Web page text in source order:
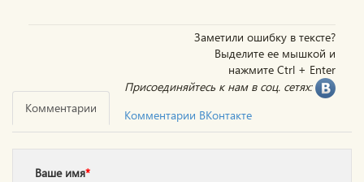
Заметили ошибку в тексте?
Выделите ее мышкой и
нажмите Ctrl + Enter
Присоединяйтесь к нам в соц. сетях:
Комментарии
Комментарии ВКонтакте
Ваше имя*